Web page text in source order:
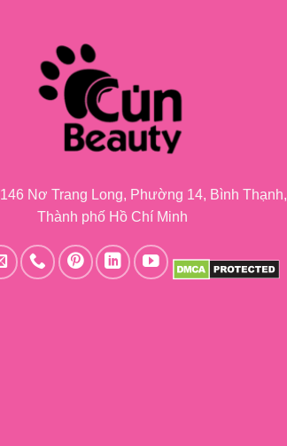
146 Nơ Trang Long, Phường 14, Bình Thạnh,
Thành phố Hồ Chí Minh